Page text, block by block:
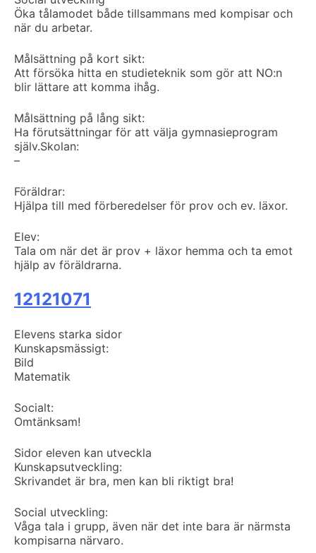
Öka tålamodet både tillsammans med kompisar och
när du arbetar.
Målsättning på kort sikt:
Att försöka hitta en studieteknik som gör att NO:n
blir lättare att komma ihåg.
Målsättning på lång sikt:
Ha förutsättningar för att välja gymnasieprogram
själv.Skolan:
–
Föräldrar:
Hjälpa till med förberedelser för prov och ev. läxor.
Elev:
Tala om när det är prov + läxor hemma och ta emot
hjälp av föräldrarna.
12121071
Elevens starka sidor
Kunskapsmässigt:
Bild
Matematik
Socialt:
Omtänksam!
Sidor eleven kan utveckla
Kunskapsutveckling:
Skrivandet är bra, men kan bli riktigt bra!
Social utveckling:
Våga tala i grupp, även när det inte bara är närmsta
kompisarna närvaro.